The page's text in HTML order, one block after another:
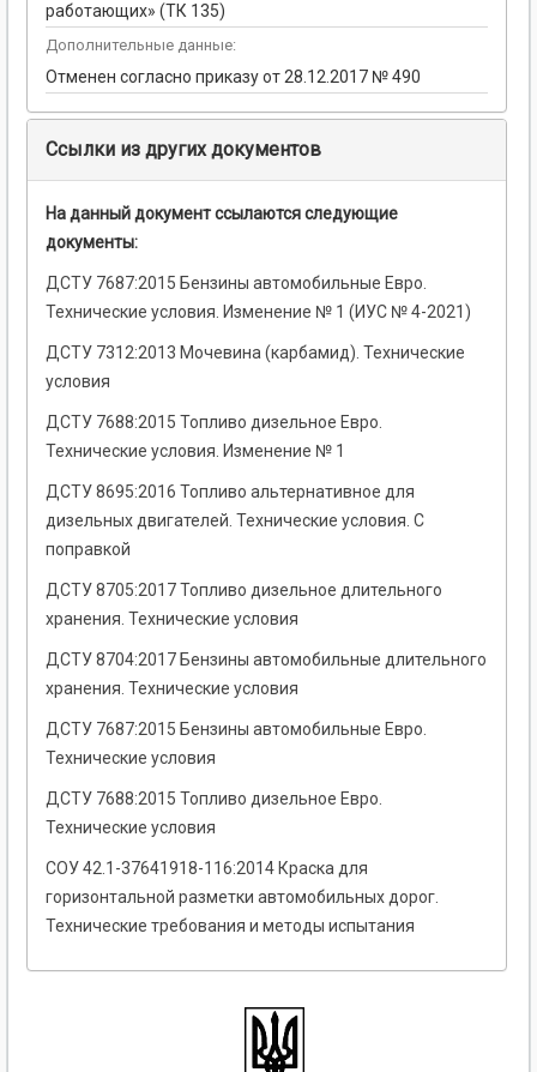
работающих» (ТК 135)
Дополнительные данные:
Отменен согласно приказу от 28.12.2017 № 490
Ссылки из других документов
На данный документ ссылаются следующие
документы:
ДСТУ 7687:2015 Бензины автомобильные Евро.
Технические условия. Изменение № 1 (ИУС № 4-2021)
ДСТУ 7312:2013 Мочевина (карбамид). Технические
условия
ДСТУ 7688:2015 Топливо дизельное Евро.
Технические условия. Изменение № 1
ДСТУ 8695:2016 Топливо альтернативное для
дизельных двигателей. Технические условия. С
поправкой
ДСТУ 8705:2017 Топливо дизельное длительного
хранения. Технические условия
ДСТУ 8704:2017 Бензины автомобильные длительного
хранения. Технические условия
ДСТУ 7687:2015 Бензины автомобильные Евро.
Технические условия
ДСТУ 7688:2015 Топливо дизельное Евро.
Технические условия
СОУ 42.1-37641918-116:2014 Краска для
горизонтальной разметки автомобильных дорог.
Технические требования и методы испытания